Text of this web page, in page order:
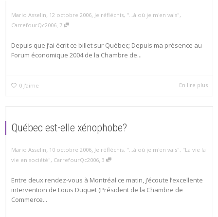
Mario Asselin, 12 octobre 2006, Je réfléchis, "...à où je m'en vais",
CarrefourQc2006, 7
Depuis que j’ai écrit ce billet sur Québec; Depuis ma présence au
Forum économique 2004 de la Chambre de...
0 J'aime En lire plus
Québec est-elle xénophobe?
Mario Asselin, 10 octobre 2006, Je réfléchis, "...à où je m'en vais", "La vie la
vie en société", CarrefourQc2006, 3
Entre deux rendez-vous à Montréal ce matin, j’écoute l’excellente
intervention de Louis Duquet (Président de la Chambre de
Commerce...